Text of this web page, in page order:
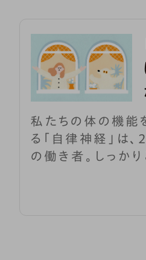
私たちの体の機能
る「自律神経」は
の働き者。しっか
ルすることができ